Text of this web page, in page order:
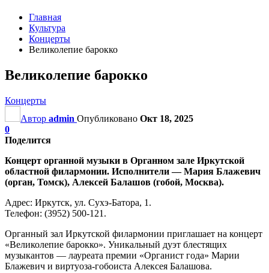
Главная
Культура
Концерты
Великолепие барокко
Великолепие барокко
Концерты
Автор admin Опубликовано Окт 18, 2025
0
Поделится
Концерт органной музыки в Органном зале Иркутской
областной филармонии. Исполнители — Мария Блажевич
(орган, Томск), Алексей Балашов (гобой, Москва).
Адрес: Иркутск, ул. Сухэ-Батора, 1.
Телефон: (3952) 500-121.
Органный зал Иркутской филармонии приглашает на концерт
«Великолепие барокко». Уникальный дуэт блестящих
музыкантов — лауреата премии «Органист года» Марии
Блажевич и виртуоза-гобоиста Алексея Балашова.